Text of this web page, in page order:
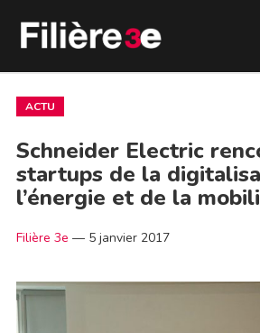
ACTU
Schneider Electric
startups de la
l’énergie et de la
Filière 3e — 5 janvier 2017